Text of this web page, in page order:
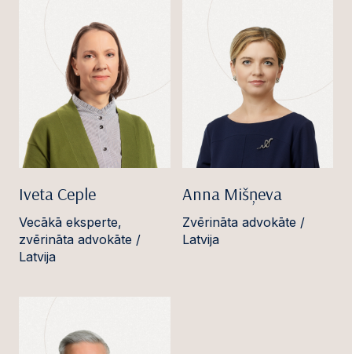
Iveta Ceple
Vecākā eksperte,
zvērināta advokāte /
Latvija
Anna Mišņeva
Zvērināta advokāte /
Latvija